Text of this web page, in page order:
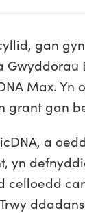
gan
Gwyddorau
Max.
grant gan
a
yn
celloedd